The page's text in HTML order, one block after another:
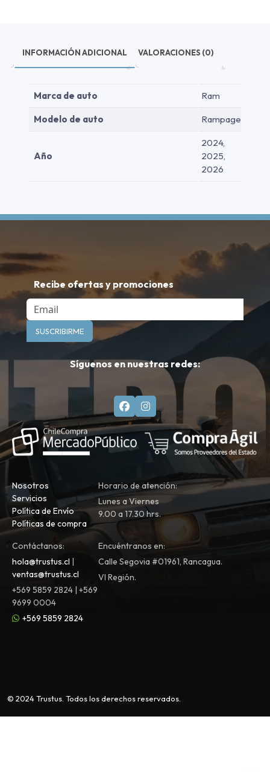
INFORMACIÓN ADICIONAL VALORACIONES (0)
Marca de auto Ram
Modelo de auto Rampage
Año
2024,
2025,
2026
Recibe ofertas y promociones
Email
SUSCRIBIRME
Síguenos en nuestras redes:
Nosotros
Servicios
Política de Envío
Políticas de compra
Horario de atención:
Lunes a Viernes
9.00 a 17.30 hrs.
Contáctanos:
hola@trustus.cl |
ventas@trustus.cl
+569 5859 2824 | +569
9699 0004
+569 5859 2824
Encuéntranos en:
Calle Segovia #01961, Rancagua.
VI Región.
© 2024 Trustus. Todos los derechos reservados.